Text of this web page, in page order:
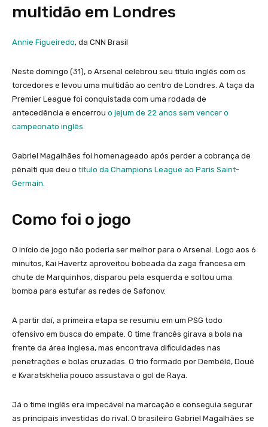
multidão em Londres
Annie Figueiredo, da CNN Brasil
Neste domingo (31), o Arsenal celebrou seu título inglês com os
torcedores e levou uma multidão ao centro de Londres. A taça da
Premier League foi conquistada com uma rodada de
antecedência e encerrou o jejum de 22 anos sem vencer o
campeonato inglês.
Gabriel Magalhães foi homenageado após perder a cobrança de
pênalti que deu o título da Champions League ao Paris Saint-
Germain.
Como foi o jogo
O início de jogo não poderia ser melhor para o Arsenal. Logo aos 6
minutos, Kai Havertz aproveitou bobeada da zaga francesa em
chute de Marquinhos, disparou pela esquerda e soltou uma
bomba para estufar as redes de Safonov.
A partir daí, a primeira etapa se resumiu em um PSG todo
ofensivo em busca do empate. O time francês girava a bola na
frente da área inglesa, mas encontrava dificuldades nas
penetrações e bolas cruzadas. O trio formado por Dembélé, Doué
e Kvaratskhelia pouco assustava o gol de Raya.
Já o time inglês era impecável na marcação e conseguia segurar
as principais investidas do rival. O brasileiro Gabriel Magalhães se